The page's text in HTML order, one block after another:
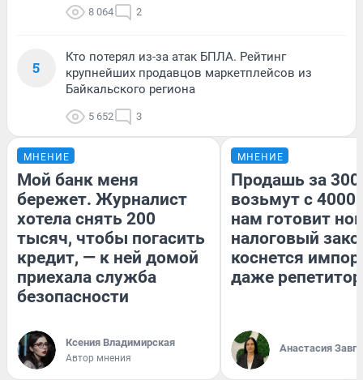
8 064 2
5
Кто потерял из-за атак БПЛА. Рейтинг
крупнейших продавцов маркетплейсов из
Байкальского региона
5 652 3
МНЕНИЕ
Мой банк меня
бережет. Журналист
хотела снять 200
тысяч, чтобы погасить
кредит, — к ней домой
приехала служба
безопасности
Ксения Владимирская
Автор мнения
МНЕНИЕ
Продашь за
возьмут с
нам готовит
налоговый
коснется
даже
Анастасия